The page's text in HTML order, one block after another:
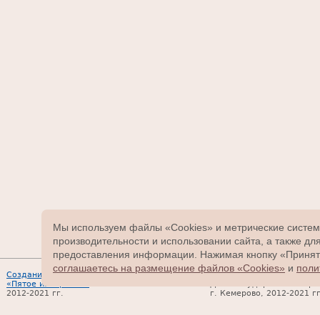
Мы используем файлы «Cookies» и метрические
производительности и использовании сайта, а также
предоставления информации. Нажимая кнопку
соглашаетесь на размещение файлов «Cookies» и
Создание сайта –
«Пятое измерение»
2012-2021 гг.
ГКУЗ «Кузбасский
г. Кемерово, 2012-2021